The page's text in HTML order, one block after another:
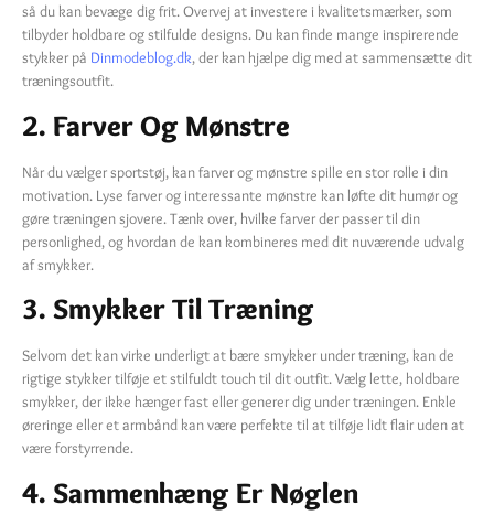
så du kan bevæge dig frit. Overvej at investere i kvalitetsmærker, som
tilbyder holdbare og stilfulde designs. Du kan finde mange inspirerende
stykker på Dinmodeblog.dk, der kan hjælpe dig med at sammensætte dit
træningsoutfit.
2. Farver Og Mønstre
Når du vælger sportstøj, kan farver og mønstre spille en stor rolle i din
motivation. Lyse farver og interessante mønstre kan løfte dit humør og
gøre træningen sjovere. Tænk over, hvilke farver der passer til din
personlighed, og hvordan de kan kombineres med dit nuværende udvalg
af smykker.
3. Smykker Til Træning
Selvom det kan virke underligt at bære smykker under træning, kan de
rigtige stykker tilføje et stilfuldt touch til dit outfit. Vælg lette, holdbare
smykker, der ikke hænger fast eller generer dig under træningen. Enkle
øreringe eller et armbånd kan være perfekte til at tilføje lidt flair uden at
være forstyrrende.
4. Sammenhæng Er Nøglen